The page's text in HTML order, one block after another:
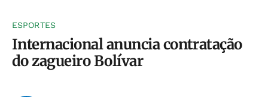
ESPORTES
Internacional anuncia contratação
do zagueiro Bolívar